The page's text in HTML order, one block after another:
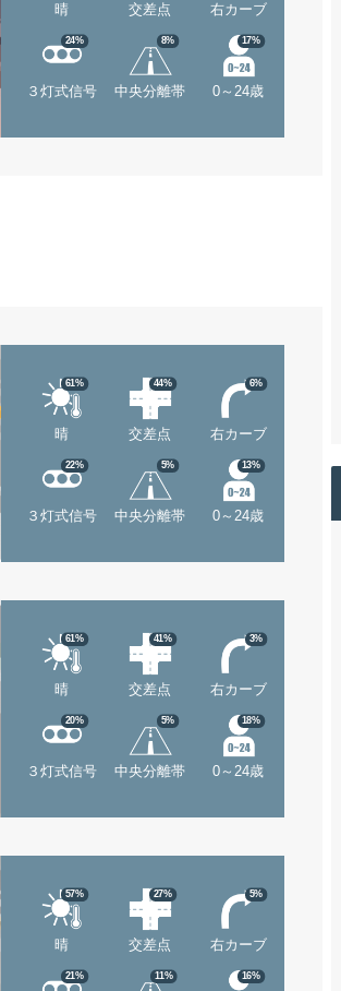
晴 交差点 右カーブ
３灯式信号
24%
中央分離帯
8%
0～24歳
17%
晴
61%
交差点
44%
右カーブ
6%
３灯式信号
22%
中央分離帯
5%
0～24歳
13%
晴
61%
交差点
41%
右カーブ
3%
３灯式信号
20%
中央分離帯
5%
0～24歳
18%
晴
57%
交差点
27%
右カーブ
5%
21% 11% 16%